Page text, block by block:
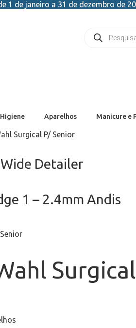
1 de janeiro a 31 de dezembro de
Higiene Aparelhos Manicure e
Surgical P/ Senior
Detailer
1 – 2.4mm Andis